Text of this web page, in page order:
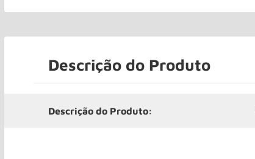
Descrição do Produto
Descrição do Produto: